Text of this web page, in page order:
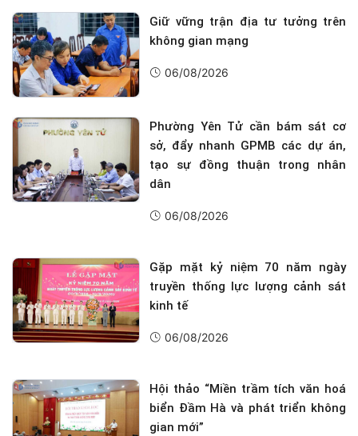
Giữ vững trận địa tư tưởng trên
không gian mạng
06/08/2026
Phường Yên Tử cần bám sát cơ
sở, đẩy nhanh GPMB các dự án,
tạo sự đồng thuận trong nhân
dân
06/08/2026
Gặp mặt kỷ niệm 70 năm ngày
truyền thống lực lượng cảnh sát
kinh tế
06/08/2026
Hội thảo “Miền trầm tích văn hoá
biển Đầm Hà và phát triển không
gian mới”